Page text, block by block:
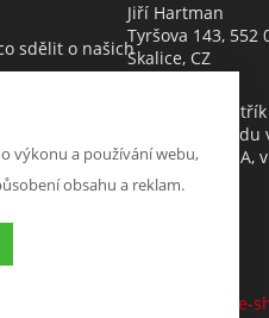
sdělit o našich
zprávu
Jiří Hartman
Tyršova 143, 552
Skalice, CZ
Obchodní
Krajského soudu
Králové, oddíl A,
K2
výkonu a používání webu,
obsahu a reklam.